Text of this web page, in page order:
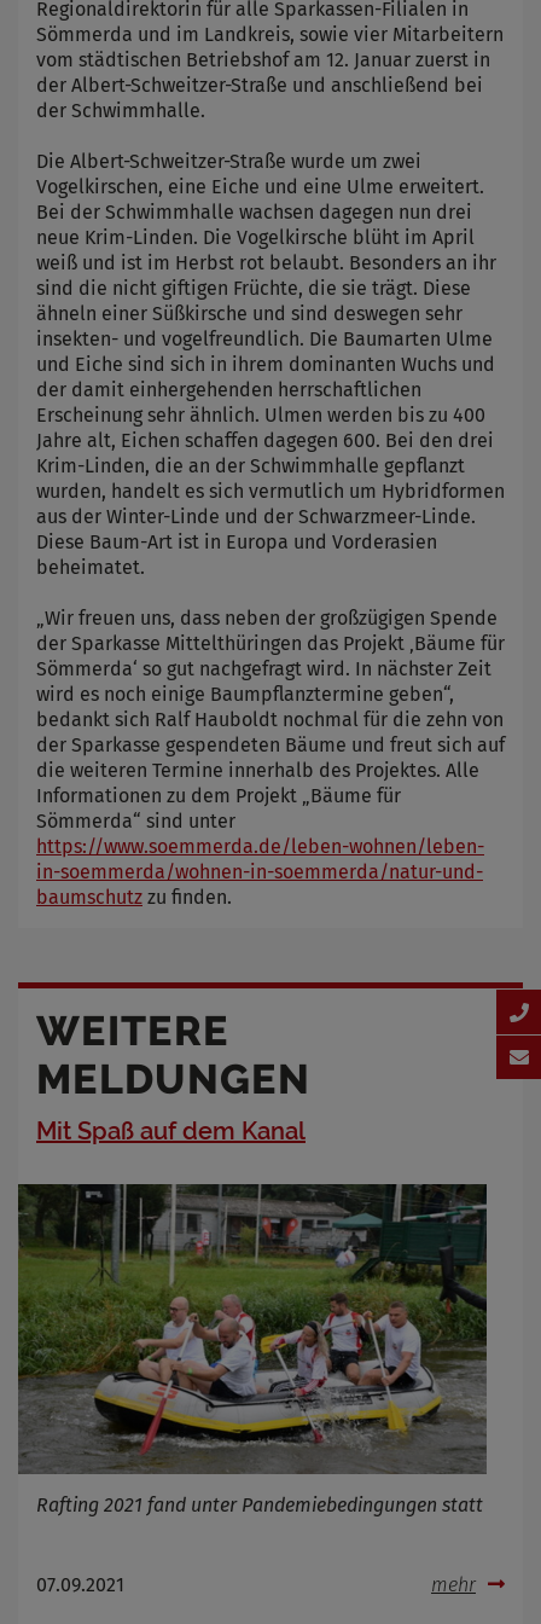
Regionaldirektorin für alle Sparkassen-Filialen in
Sömmerda und im Landkreis, sowie vier Mitarbeitern
vom städtischen Betriebshof am 12. Januar zuerst in
der Albert-Schweitzer-Straße und anschließend bei
der Schwimmhalle.
Die Albert-Schweitzer-Straße wurde um zwei
Vogelkirschen, eine Eiche und eine Ulme erweitert.
Bei der Schwimmhalle wachsen dagegen nun drei
neue Krim-Linden. Die Vogelkirsche blüht im April
weiß und ist im Herbst rot belaubt. Besonders an ihr
sind die nicht giftigen Früchte, die sie trägt. Diese
ähneln einer Süßkirsche und sind deswegen sehr
insekten- und vogelfreundlich. Die Baumarten Ulme
und Eiche sind sich in ihrem dominanten Wuchs und
der damit einhergehenden herrschaftlichen
Erscheinung sehr ähnlich. Ulmen werden bis zu 400
Jahre alt, Eichen schaffen dagegen 600. Bei den drei
Krim-Linden, die an der Schwimmhalle gepflanzt
wurden, handelt es sich vermutlich um Hybridformen
aus der Winter-Linde und der Schwarzmeer-Linde.
Diese Baum-Art ist in Europa und Vorderasien
beheimatet.
„Wir freuen uns, dass neben der großzügigen Spende
der Sparkasse Mittelthüringen das Projekt ‚Bäume für
Sömmerda‘ so gut nachgefragt wird. In nächster Zeit
wird es noch einige Baumpflanztermine geben“,
bedankt sich Ralf Hauboldt nochmal für die zehn von
der Sparkasse gespendeten Bäume und freut sich auf
die weiteren Termine innerhalb des Projektes. Alle
Informationen zu dem Projekt „Bäume für
Sömmerda“ sind unter
https://www.soemmerda.de/leben-wohnen/leben-
in-soemmerda/wohnen-in-soemmerda/natur-und-
baumschutz zu finden.
WEITERE
MELDUNGEN
Mit Spaß auf dem Kanal
Rafting 2021 fand unter Pandemiebedingungen statt
07.09.2021 mehr